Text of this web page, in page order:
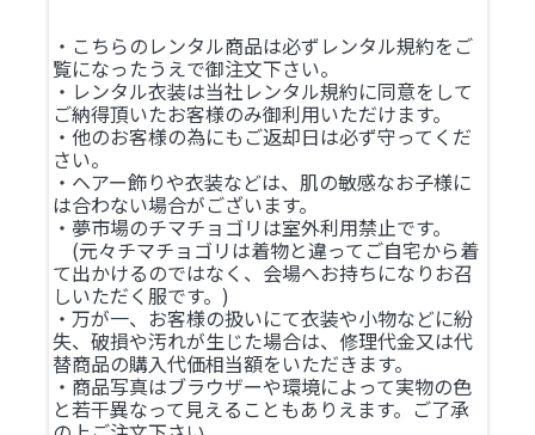
・こちらのレンタル商品は必ずレンタル規約をご
覧になったうえで御注文下さい。
・レンタル衣装は当社レンタル規約に同意をして
ご納得頂いたお客様のみ御利用いただけます。
・他のお客様の為にもご返却日は必ず守ってくだ
さい。
・ヘアー飾りや衣装などは、肌の敏感なお子様に
は合わない場合がございます。
・夢市場のチマチョゴリは室外利用禁止です。
(元々チマチョゴリは着物と違ってご自宅から着
て出かけるのではなく、会場へお持ちになりお召
しいただく服です。)
・万が一、お客様の扱いにて衣装や小物などに紛
失、破損や汚れが生じた場合は、修理代金又は代
替商品の購入代価相当額をいただきます。
・商品写真はブラウザーや環境によって実物の色
と若干異なって見えることもありえます。ご了承